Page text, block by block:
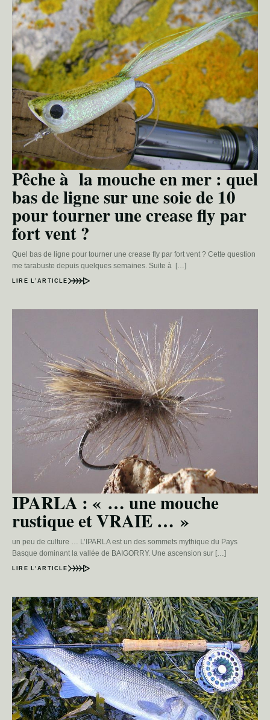
Pêche à la mouche en mer : quel
bas de ligne sur une soie de 10
pour tourner une crease fly par
fort vent ?
Quel bas de ligne pour tourner une crease fly par fort vent ? Cette question
me tarabuste depuis quelques semaines. Suite à […]
LIRE L’ARTICLE
IPARLA : « … une mouche
rustique et VRAIE … »
un peu de culture … L’IPARLA est un des sommets mythique du Pays
Basque dominant la vallée de BAIGORRY. Une ascension sur […]
LIRE L’ARTICLE